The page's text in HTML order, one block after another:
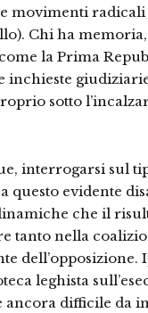
e movimenti
Chi ha
la Prima
inchieste
sotto
interrogarsi sul
questo evidente
che il
tanto nella
dell’opposizione.
leghista
ancora difficile da